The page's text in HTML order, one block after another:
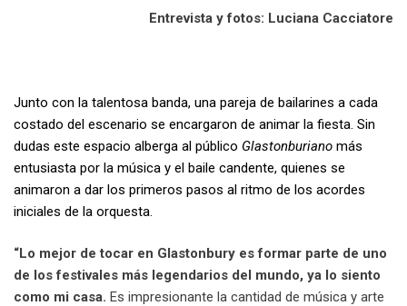
Entrevista y fotos: Luciana Cacciatore
Junto con la talentosa banda, una pareja de bailarines a cada
costado del escenario se encargaron de animar la fiesta. Sin
dudas este espacio alberga al público Glastonburiano más
entusiasta por la música y el baile candente, quienes se
animaron a dar los primeros pasos al ritmo de los acordes
iniciales de la orquesta.
“Lo mejor de tocar en Glastonbury es formar parte de uno
de los festivales más legendarios del mundo, ya lo siento
como mi casa. Es impresionante la cantidad de música y arte